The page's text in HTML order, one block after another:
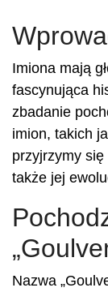
Imiona mają
fascynująca
zbadanie
imion, takich
przyjrzymy
także jej
Nazwa